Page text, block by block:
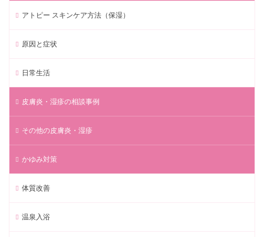
アトピー スキンケア方法（保湿）
原因と症状
日常生活
皮膚炎・湿疹の相談事例
その他の皮膚炎・湿疹
かゆみ対策
体質改善
温泉入浴